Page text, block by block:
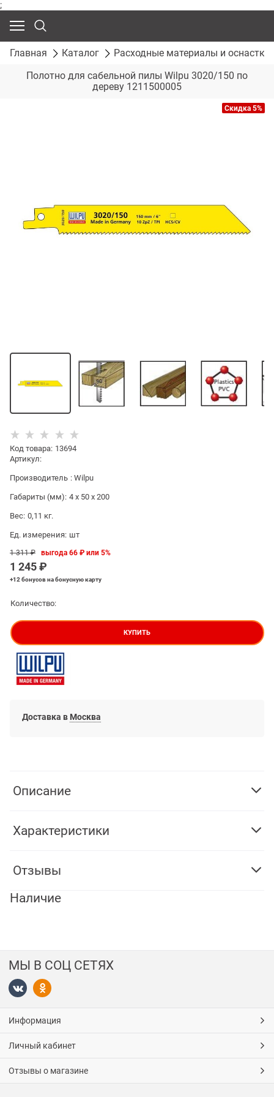
;
Главная Каталог
Расходные материалы и оснастка
Полотно для сабельной пилы Wilpu 3020/150 по
дереву 1211500005
Скидка 5%
Код товара: 13694
Артикул:
Производитель : Wilpu
Габариты (мм): 4 x 50 x 200
Вес: 0,11 кг.
Ед. измерения: шт
1 311 ₽
1 245 ₽
выгода66 ₽ или5%
+12 бонусовна бонусную карту
Количество:
КУПИТЬ
Доставка в Москва
Описание
Характеристики
Отзывы
Наличие
МЫ В СОЦ СЕТЯХ
Информация
Личный кабинет
Отзывы о магазине